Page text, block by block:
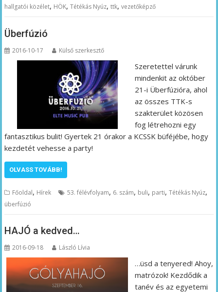
hallgatói közélet, HÖK,Tétékás Nyúz,ttk,vezetőképző
Überfúzió
2016-10-17 Külső szerkesztő
Szeretettel várunk
mindenkit az október
21-i Überfúzióra, ahol
az összes TTK-s
szakterület közösen
fog létrehozni egy
fantasztikus bulit! Gyertek 21 órakor a KCSSK büféjébe, hogy
kezdetét vehesse a party!
OLVASS TOVÁBB!
Főoldal, Hírek 53. félévfolyam, 6. szám, buli, parti,Tétékás Nyúz,
überfúzió
HAJÓ a kedved…
2016-09-18 László Lívia
…üsd a tenyered! Ahoy,
matrózok! Kezdődik a
tanév és az egyetemi